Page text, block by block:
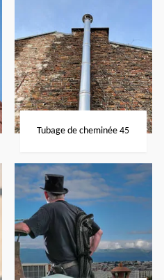
Tubage de cheminée 45